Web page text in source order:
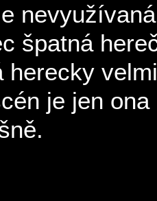
špatná
herecky
je jen